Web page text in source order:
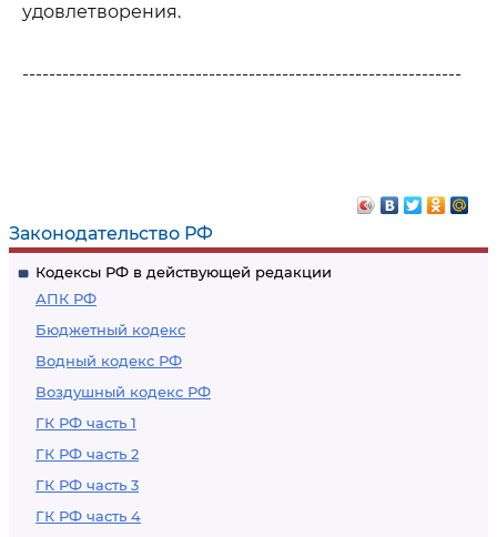
Законодательство РФ
Кодексы РФ в действующей редакции
АПК РФ
Бюджетный кодекс
Водный кодекс РФ
Воздушный кодекс РФ
ГК РФ часть 1
ГК РФ часть 2
ГК РФ часть 3
ГК РФ часть 4
удовлетворения.
------------------------------------------------------------------